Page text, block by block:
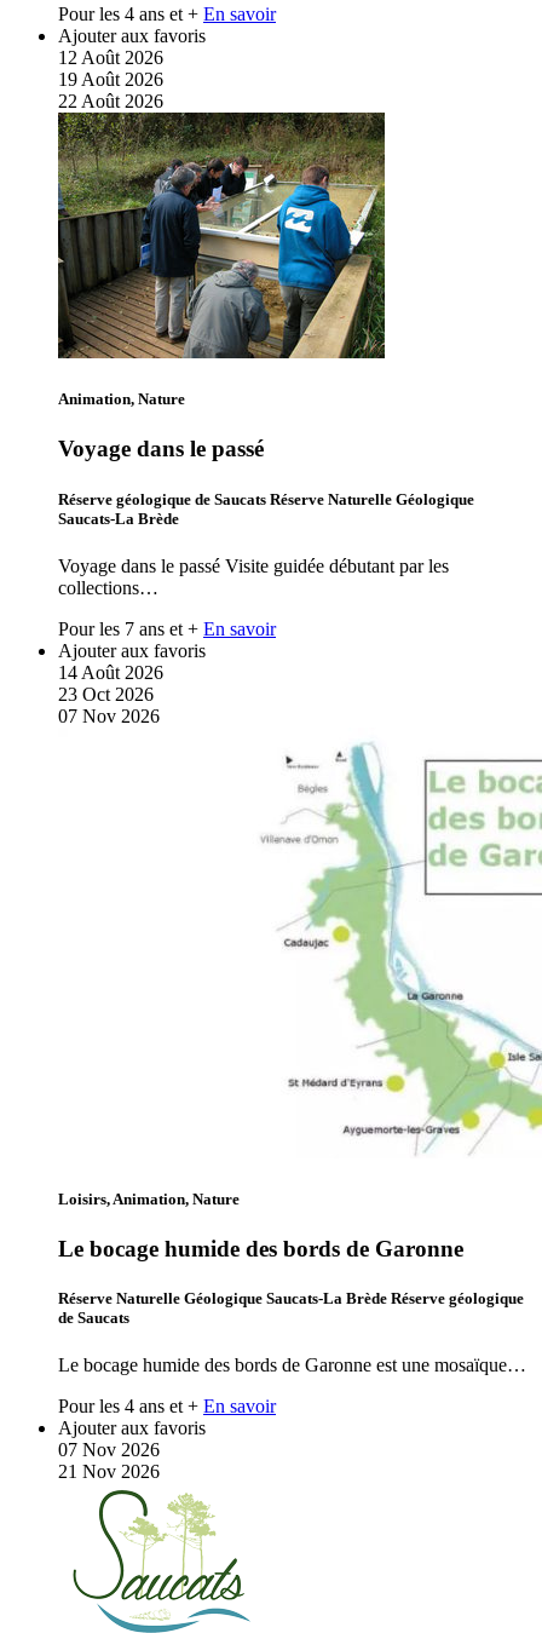
Pour les 4 ans et + En savoir
Ajouter aux favoris
12 Août 2026
19 Août 2026
22 Août 2026
Animation, Nature
Voyage dans le passé
Réserve géologique de Saucats Réserve Naturelle Géologique
Saucats-La Brède
Voyage dans le passé Visite guidée débutant par les
collections…
Pour les 7 ans et + En savoir
Ajouter aux favoris
14 Août 2026
23 Oct 2026
07 Nov 2026
Loisirs, Animation, Nature
Le bocage humide des bords de Garonne
Réserve Naturelle Géologique Saucats-La Brède Réserve géologique
de Saucats
Le bocage humide des bords de Garonne est une mosaïque…
Pour les 4 ans et + En savoir
Ajouter aux favoris
07 Nov 2026
21 Nov 2026